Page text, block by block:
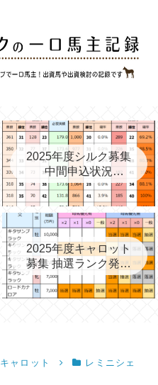
2025年度シルク募集
中間申込状況
②(08/06)と昨年の中
間③→最終
2025年度キャロット
募集 抽選ランク発表
(09/11)
キャロット
レミニシェ